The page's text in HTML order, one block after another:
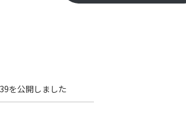
を公開しました